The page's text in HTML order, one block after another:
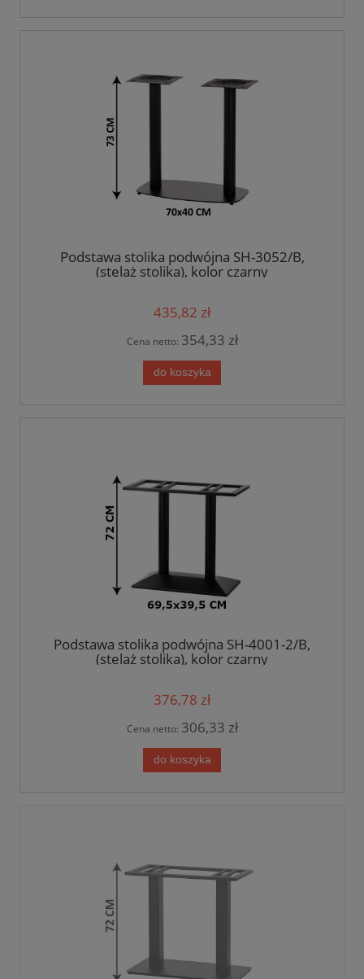
Podstawa stolika podwójna SH-3052/B,
(stelaż stolika), kolor czarny
435,82 zł
Cena netto: 354,33 zł
do koszyka
Podstawa stolika podwójna SH-4001-2/B,
(stelaż stolika), kolor czarny
376,78 zł
Cena netto: 306,33 zł
do koszyka